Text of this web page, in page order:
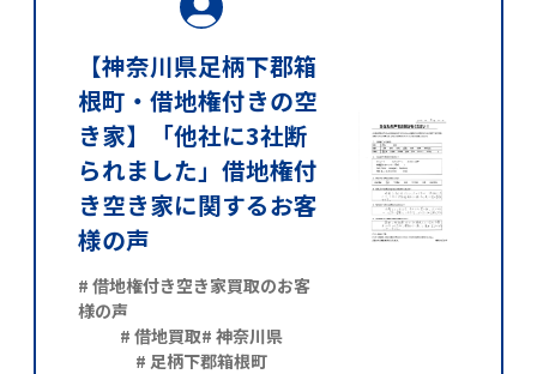
【神奈川県足柄下郡箱
根町・借地権付きの空
き家】「他社に3社断
られました」借地権付
き空き家に関するお客
様の声
# 借地権付き空き家買取のお客
様の声
# 借地買取# 神奈川県
# 足柄下郡箱根町